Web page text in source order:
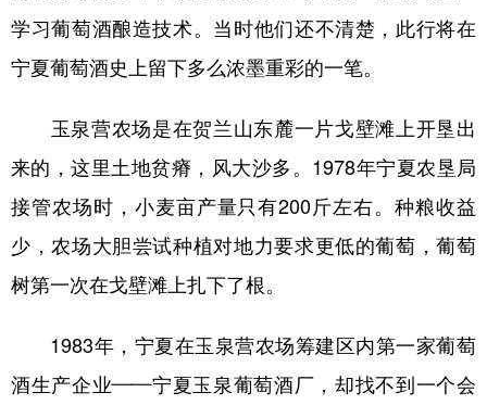
学习葡萄酒酿造技术。当时他们还不清楚，此行将在
宁夏葡萄酒史上留下多么浓墨重彩的一笔。
玉泉营农场是在贺兰山东麓一片戈壁滩上开垦出
来的，这里土地贫瘠，风大沙多。1978年宁夏农垦局
接管农场时，小麦亩产量只有200斤左右。种粮收益
少，农场大胆尝试种植对地力要求更低的葡萄，葡萄
树第一次在戈壁滩上扎下了根。
1983年，宁夏在玉泉营农场筹建区内第一家葡萄
酒生产企业——宁夏玉泉葡萄酒厂，却找不到一个会